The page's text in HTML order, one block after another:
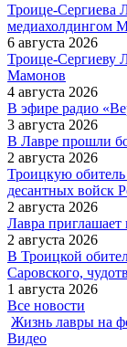
Троице-Сергиева
медиахолдингом
6 августа 2026
Троице-Сергиеву
Мамонов
4 августа 2026
В эфире радио
3 августа 2026
В Лавре прошли
2 августа 2026
Троицкую
десантных войск
2 августа 2026
Лавра
2 августа 2026
В Троицкой
Саровского,
1 августа 2026
Все новости
Жизнь лавры на
Видео